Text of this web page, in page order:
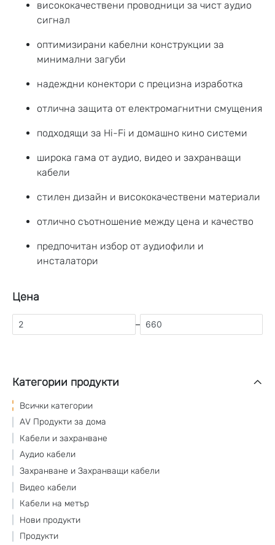
висококачествени проводници за чист аудио
сигнал
оптимизирани кабелни конструкции за
минимални загуби
надеждни конектори с прецизна изработка
отлична защита от електромагнитни смущения
подходящи за Hi-Fi и домашно кино системи
широка гама от аудио, видео и захранващи
кабели
стилен дизайн и висококачествени материали
отлично съотношение между цена и качество
предпочитан избор от аудиофили и
инсталатори
Цена
–
Категории продукти
Всички категории
AV Продукти за дома
Кабели и захранване
Аудио кабели
Захранване и Захранващи кабели
Видео кабели
Кабели на метър
Нови продукти
Продукти